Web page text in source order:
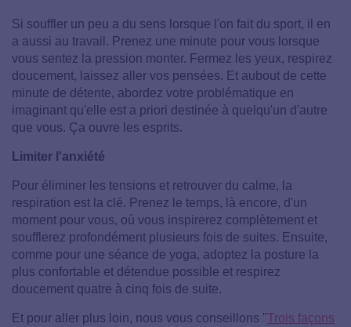
Si souffler un peu a du sens lorsque l'on fait du sport, il en
a aussi au travail. Prenez une minute pour vous lorsque
vous sentez la pression monter. Fermez les yeux, respirez
doucement, laissez aller vos pensées. Et aubout de cette
minute de détente, abordez votre problématique en
imaginant qu'elle est a priori destinée à quelqu'un d'autre
que vous. Ça ouvre les esprits.
Limiter l'anxiété
Pour éliminer les tensions et retrouver du calme, la
respiration est la clé. Prenez le temps, là encore, d'un
moment pour vous, où vous inspirerez complètement et
soufflerez profondément plusieurs fois de suites. Ensuite,
comme pour une séance de yoga, adoptez la posture la
plus confortable et détendue possible et respirez
doucement quatre à cinq fois de suite.
Et pour aller plus loin, nous vous conseillons "Trois façons